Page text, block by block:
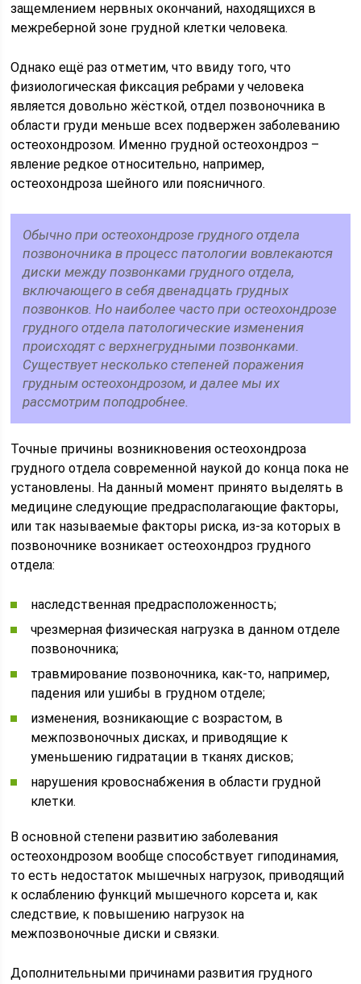
защемлением нервных окончаний, находящихся в
межреберной зоне грудной клетки человека.
Однако ещё раз отметим, что ввиду того, что
физиологическая фиксация ребрами у человека
является довольно жёсткой, отдел позвоночника в
области груди меньше всех подвержен заболеванию
остеохондрозом. Именно грудной остеохондроз –
явление редкое относительно, например,
остеохондроза шейного или поясничного.
Обычно при остеохондрозе грудного отдела
позвоночника в процесс патологии вовлекаются
диски между позвонками грудного отдела,
включающего в себя двенадцать грудных
позвонков. Но наиболее часто при остеохондрозе
грудного отдела патологические изменения
происходят с верхнегрудными позвонками.
Существует несколько степеней поражения
грудным остеохондрозом, и далее мы их
рассмотрим поподробнее.
Точные причины возникновения остеохондроза
грудного отдела современной наукой до конца пока не
установлены. На данный момент принято выделять в
медицине следующие предрасполагающие факторы,
или так называемые факторы риска, из-за которых в
позвоночнике возникает остеохондроз грудного
отдела:
наследственная предрасположенность;
чрезмерная физическая нагрузка в данном отделе
позвоночника;
травмирование позвоночника, как-то, например,
падения или ушибы в грудном отделе;
изменения, возникающие с возрастом, в
межпозвоночных дисках, и приводящие к
уменьшению гидратации в тканях дисков;
нарушения кровоснабжения в области грудной
клетки.
В основной степени развитию заболевания
остеохондрозом вообще способствует гиподинамия,
то есть недостаток мышечных нагрузок, приводящий
к ослаблению функций мышечного корсета и, как
следствие, к повышению нагрузок на
межпозвоночные диски и связки.
Дополнительными причинами развития грудного